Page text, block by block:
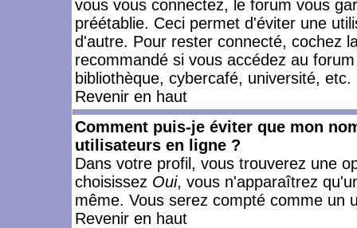
vous vous connectez, le forum vous
préétablie. Ceci permet d'éviter une
d'autre. Pour rester connecté, cochez
recommandé si vous accédez au
bibliothèque, cybercafé, université, etc.
Revenir en haut
Comment puis-je éviter que mon
utilisateurs en ligne ?
Dans votre profil, vous trouverez une
choisissez Oui, vous n'apparaîtrez
même. Vous serez compté comme un
Revenir en haut